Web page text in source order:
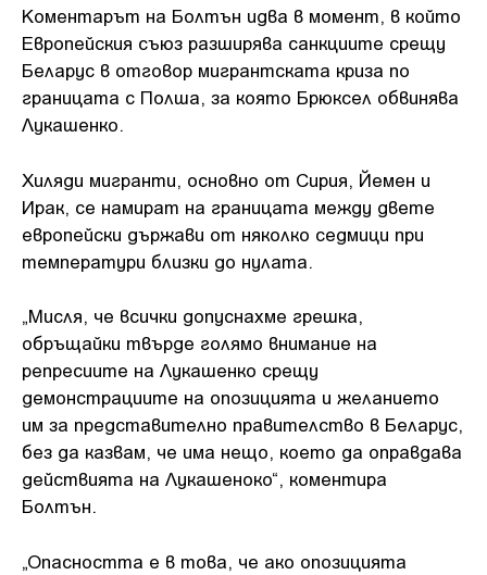
Коментарът на Болтън идва в момент, в който
Европейския съюз разширява санкциите срещу
Беларус в отговор мигрантската криза по
границата с Полша, за която Брюксел обвинява
Лукашенко.
Хиляди мигранти, основно от Сирия, Йемен и
Ирак, се намират на границата между двете
европейски държави от няколко седмици при
температури близки до нулата.
„Мисля, че всички допуснахме грешка,
обръщайки твърде голямо внимание на
репресиите на Лукашенко срещу
демонстрациите на опозицията и желанието
им за представително правителство в Беларус,
без да казвам, че има нещо, което да оправдава
действията на Лукашеноко“, коментира
Болтън.
„Опасността е в това, че ако опозицията